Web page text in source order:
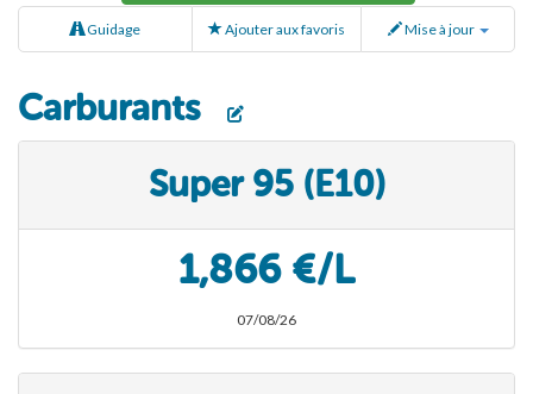
Guidage Ajouter aux favoris Mise à jour
Carburants
Super 95 (E10)
1,866 €/L
07/08/26